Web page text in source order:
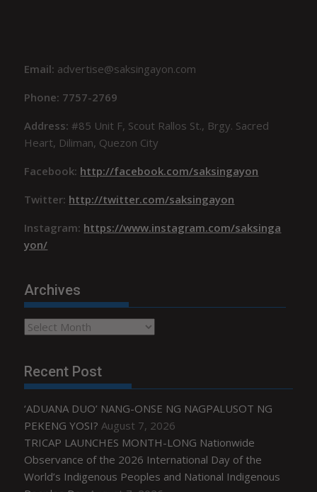
Email: advertise@saksingayon.com
Phone: 7757-2769
Address:#85 Unit F, Scout Rallos St., Brgy. Sacred
Heart, Diliman, Quezon City
Facebook: http://facebook.com/saksingayon
Twitter: http://twitter.com/saksingayon
Instagram: https://www.instagram.com/saksinga
yon/
Archives
Archives
Recent Post
‘ADUANA DUO’ NANG-ONSE NG NAGPALUSOT NG
PEKENG YOSI? August 7, 2026
TRICAP LAUNCHES MONTH-LONG Nationwide
Observance of the 2026 International Day of the
World’s Indigenous Peoples and National Indigenous